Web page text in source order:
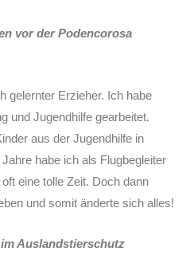
vor der Podencorosa
gelernter Erzieher. Ich habe
und Jugendhilfe gearbeitet.
aus der Jugendhilfe in
habe ich als Flugbegleiter
eine tolle Zeit. Doch dann
und somit änderte sich alles!
Auslandstierschutz